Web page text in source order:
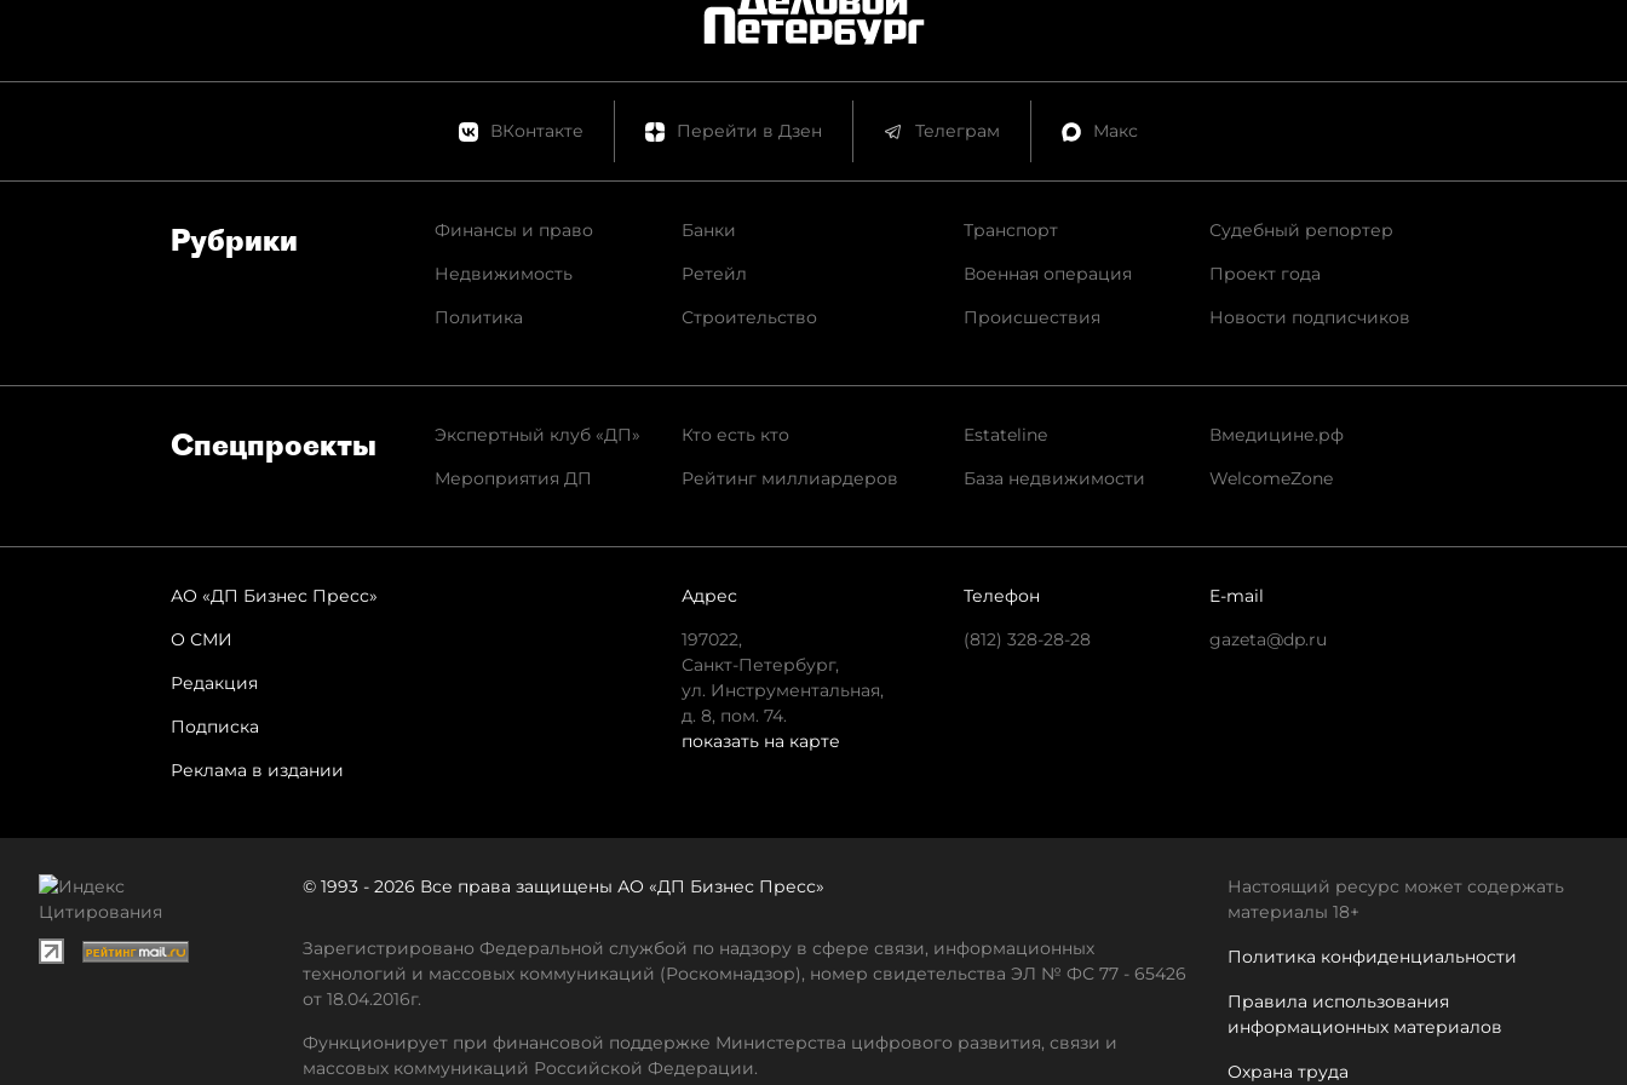
ВКонтакте Перейти в Дзен Телеграм Макс
Рубрики
Финансы и право
Недвижимость
Политика
Банки
Ретейл
Строительство
Транспорт
Военная операция
Происшествия
Судебный репортер
Проект года
Новости подписчиков
Спец­проекты
Экспертный клуб «ДП»
Мероприятия ДП
Кто есть кто
Рейтинг миллиардеров
Estateline
База недвижимости
Вмедицине.рф
WelcomeZone
АО «ДП Бизнес Пресс»
О СМИ
Редакция
Подписка
Реклама в издании
Адрес
197022,
Санкт-Петербург,
ул. Инструментальная,
д. 8, пом. 74.
показать на карте
Телефон
(812) 328-28-28
E-mail
gazeta@dp.ru
© 1993 - 2026 Все права защищены АО «ДП Бизнес Пресс»
Зарегистрировано Федеральной службой по надзору в сфере связи, информационных
технологий и массовых коммуникаций (Роскомнадзор), номер свидетельства ЭЛ № ФС 77 - 65426
от 18.04.2016г.
Функционирует при финансовой поддержке Министерства цифрового развития, связи и
массовых коммуникаций Российской Федерации.
Настоящий ресурс может содержать
материалы 18+
Политика конфиденциальности
Правила использования
информационных материалов
Охрана труда